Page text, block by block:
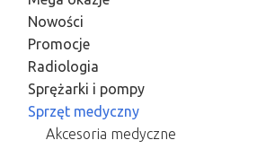
Nowości
Promocje
Radiologia
Sprężarki i pompy
Sprzęt medyczny
Akcesoria medyczne